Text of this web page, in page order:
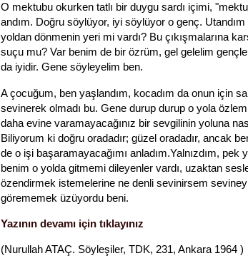
O mektubu okurken tatlı bir duygu sardı içimi,
andım. Doğru söylüyor, iyi söylüyor o genç. Utandım
yoldan dönmenin yeri mi vardı? Bu çıkışmalarına
suçu mu? Var benim de bir özrüm, gel gelelim
da iyidir. Gene söyleyelim ben.
A çocuğum, ben yaşlandım, kocadım da onun için
sevinerek olmadı bu. Gene durup durup o yola
daha evine varamayacağınız bir sevgilinin yoluna
Biliyorum ki doğru oradadır; güzel oradadır, ancak
de o işi başaramayacağımı anladım.Yalnızdım, pek
benim o yolda gitmemi dileyenler vardı, uzaktan
özendirmek istemelerine ne denli sevinirsem
görememek üzüyordu beni.
Yazının devamı için tıklayınız
(Nurullah ATAÇ. Söyleşiler, TDK, 231, Ankara 1964 )